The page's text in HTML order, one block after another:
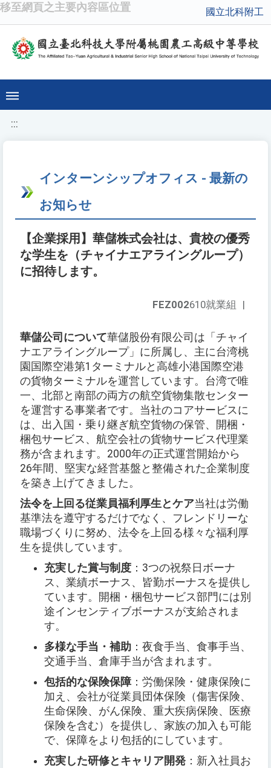
移至網頁之主要內容區位置 國立北科附工
:::
インターンシップオフィス - 最新の
お知らせ
【企業採用】華儲株式会社は、貴校の優秀
な学生を（チャイナエアライングループ）
に招待します。
FEZ002610就業組 |
華儲公司について華儲股份有限公司は「チャイ
ナエアライングループ」に所属し、主に台湾桃
園国際空港第1ターミナルと高雄小港国際空港
の貨物ターミナルを運営しています。台湾で唯
一、北部と南部の両方の航空貨物集散センター
を運営する事業者です。当社のコアサービスに
は、出入国・乗り継ぎ航空貨物の保管、開梱・
梱包サービス、航空会社の貨物サービス代理業
務が含まれます。2000年の正式運営開始から
26年間、堅実な経営基盤と整備された企業制度
を築き上げてきました。
法令を上回る従業員福利厚生とケア当社は労働
基準法を遵守するだけでなく、フレンドリーな
職場づくりに努め、法令を上回る様々な福利厚
生を提供しています。
充実した賞与制度 ：3つの祝祭日ボーナ
ス、業績ボーナス、皆勤ボーナスを提供し
ています。開梱・梱包サービス部門には別
途インセンティブボーナスが支給されま
す。
多様な手当・補助 ：夜食手当、食事手当、
交通手当、倉庫手当が含まれます。
包括的な保険保障 ：労働保険・健康保険に
加え、会社が従業員団体保険（傷害保険、
生命保険、がん保険、重大疾病保険、医療
保険を含む）を提供し、家族の加入も可能
で、保障をより包括的にしています。
充実した研修とキャリア開発 ：新入社員お